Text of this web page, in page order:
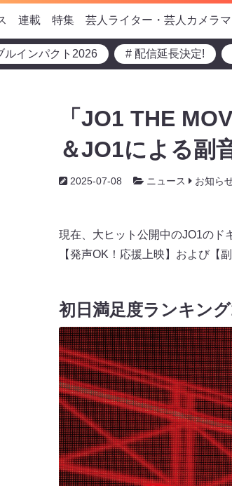
連載 特集 芸人ライター・芸人カメラ
ルインパクト2026 # 配信延長決定!
「JO1 THE
＆JO1による副
2025-07-08 ニュース お知ら
現在、大ヒット公開中のJO1のド
【発声OK！応援上映】および【
初日満足度ランキング